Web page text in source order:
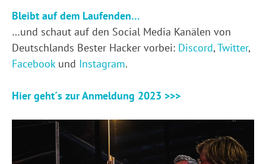
Bleibt auf dem Laufenden…
…und schaut auf den Social Media Kanälen von
Deutschlands Bester Hacker vorbei: Discord,Twitter,
Facebookund Instagram.
Hier geht´s zur Anmeldung 2023 >>>